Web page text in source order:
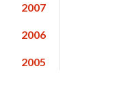
2007
2006
2005